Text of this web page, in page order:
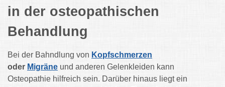
in der osteopathischen
Behandlung
Bei der Bahndlung von Kopfschmerzen
oder Migräne und anderen Gelenkleiden kann
Osteopathie hilfreich sein. Darüber hinaus liegt ein